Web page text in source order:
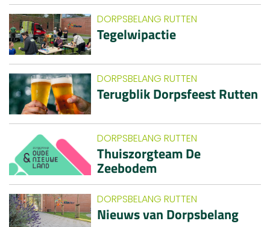
DORPSBELANG RUTTEN
Tegelwipactie
DORPSBELANG RUTTEN
Terugblik Dorpsfeest Rutten
DORPSBELANG RUTTEN
Thuiszorgteam De
Zeebodem
DORPSBELANG RUTTEN
Nieuws van Dorpsbelang